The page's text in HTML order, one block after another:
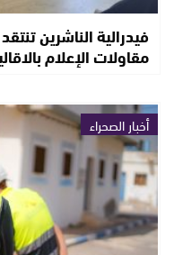
فيدرالية الناشرين
مقاولات الإعلام
أخبار الصحراء